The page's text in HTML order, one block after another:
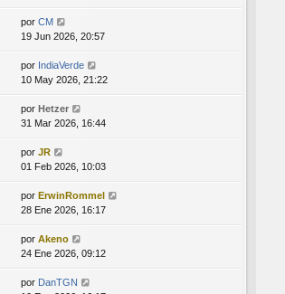
por CM
19 Jun 2026, 20:57
por IndiaVerde
10 May 2026, 21:22
por Hetzer
31 Mar 2026, 16:44
por JR
01 Feb 2026, 10:03
por ErwinRommel
28 Ene 2026, 16:17
por Akeno
24 Ene 2026, 09:12
por DanTGN